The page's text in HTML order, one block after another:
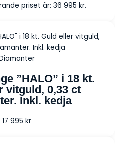
priset är: 36 995 kr.
”HALO” i 18 kt.
vitguld, 0,33 ct
Inkl. kedja
17 995 kr